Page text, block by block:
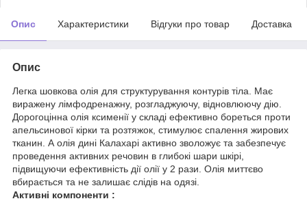
Опис Характеристики Відгуки про товар Доставка
Опис
Легка шовкова олія для структурування контурів тіла. Має
виражену лімфодренажну, розгладжуючу, відновлюючу дію.
Дорогоцінна олія ксименії у складі ефективно бореться проти
апельсинової кірки та розтяжок, стимулює спалення жирових
тканин. А олія дині Калахарі активно зволожує та забезпечує
проведення активних речовин в глибокі шари шкірі,
підвищуючи ефективність дії олії у 2 рази. Олія миттєво
вбирається та не залишає слідів на одязі.
Активні компоненти :